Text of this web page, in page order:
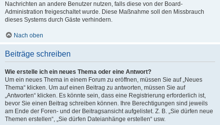
Nachrichten an andere Benutzer nutzen, falls diese von der Board-
Administration freigeschaltet wurde. Diese Maßnahme soll den Missbrauch
dieses Systems durch Gäste verhindern.
Nach oben
Beiträge schreiben
Wie erstelle ich ein neues Thema oder eine Antwort?
Um ein neues Thema in einem Forum zu eröffnen, müssen Sie auf „Neues
Thema“ klicken. Um auf einen Beitrag zu antworten, müssen Sie auf
„Antworten“ klicken. Es könnte sein, dass eine Registrierung erforderlich ist,
bevor Sie einen Beitrag schreiben können. Ihre Berechtigungen sind jeweils
am Ende der Foren- und der Beitragsansicht aufgelistet. Z. B. „Sie dürfen neue
Themen erstellen“, „Sie dürfen Dateianhänge erstellen“ usw.